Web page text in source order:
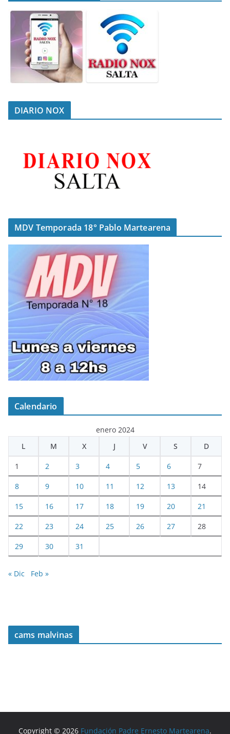
DIARIO NOX
MDV Temporada 18° Pablo Martearena
Calendario
enero 2024
L
M X J V S D
1 2 3 4 5 6 7
8 9 10 11 12 13 14
15 16 17 18 19 20 21
22 23 24 25 26 27 28
29 30 31
« Dic Feb »
cams malvinas
Copyright © 2026 Fundación Padre Ernesto Martearena.